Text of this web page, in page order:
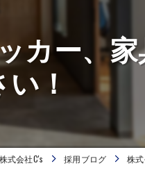
カー、
！
式会社C's 採用ブログ 株